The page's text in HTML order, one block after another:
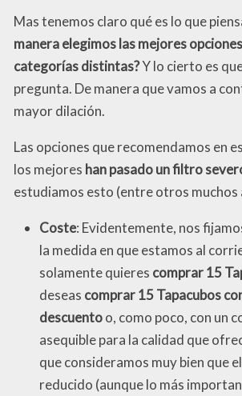
Mas tenemos claro qué es lo que
manera elegimos las mejores
categorías distintas?Y lo cierto es
pregunta. De manera que vamos a
mayor dilación.
Las opciones que recomendamos en
los mejores han pasado un filtro
estudiamos esto (entre otros muchos
Coste: Evidentemente, nos
la medida en que estamos al
solamente quieres comprar 15
deseas comprar 15 Tapacubos
descuentoo, como poco, con un
asequible para la calidad que
que consideramos muy bien que
reducido (aunque lo más